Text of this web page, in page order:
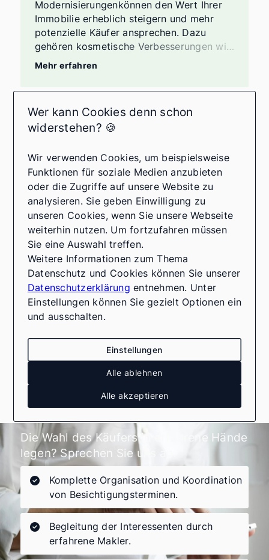
Modernisierungenkönnen den Wert Ihrer
Immobilie erheblich steigern und mehr
potenzielle Käufer ansprechen. Dazu
gehören kosmetische Verbesserungen wie
frische Farbe und neue Bodenbeläge,
Badezimmer, energieeffiziente Upgrades,
Landschaftsgestaltung, Reparaturen und
Wartung, professionelle Reinigung, Home
ist es ratsam, mit einem
Immobilienexperten zu sprechen, um die
besten Optionen für Ihren spezifischen
Fall zu ermitteln und den Return on
Investment zu maximieren.
Mehr erfahren
Mit oder ohne Makler
Die Entscheidung, ob Sie Ihre Immobilie
mit oder ohne Makler verkaufen möchten,
hängt von Ihren persönlichen Präferenzen,
Ihrer Erfahrung im Immobilienmarkt und
Ihrer Verfügbarkeit für den
Verkaufsprozess ab. Ein Makler kann
Ihnen professionelle Unterstützung,
Marktkenntnisse, Zeitersparnis und
Zugang zu professionellen Netzwerken
bieten. Letztendlich sollten Sie die Vor-
und Nachteile abwägen und die Option
wählen, die am besten zu Ihren
Die Wahl des Käufers in erfahrene Hände
legen? Sprechen Sie uns an.
Komplette Organisation und Koordination
von Besichtigungsterminen.
Begleitung der Interessenten durch
erfahrene Makler.
Wer kann Cookies denn schon
widerstehen? 🍪
Wir verwenden Cookies, um beispielsweise
Funktionen für soziale Medien anzubieten
oder die Zugriffe auf unsere Website zu
analysieren. Sie geben Einwilligung zu
unseren Cookies, wenn Sie unsere Webseite
weiterhin nutzen. Um fortzufahren müssen
Sie eine Auswahl treffen.
Weitere Informationen zum Thema
Datenschutz und Cookies können Sie unserer
Datenschutzerklärung entnehmen. Unter
Einstellungen können Sie gezielt Optionen ein
und ausschalten.
Einstellungen
Alle ablehnen
Alle akzeptieren